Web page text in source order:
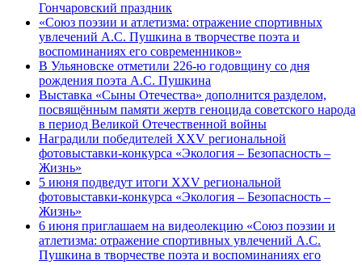
Гончаровский праздник
«Союз поэзии и атлетизма: отражение спортивных
увлечений А.С. Пушкина в творчестве поэта и
воспоминаниях его современников»
В Ульяновске отметили 226-ю годовщину со дня
рождения поэта А.С. Пушкина
Выставка «Сыны Отечества» дополнится разделом,
посвящённым памяти жертв геноцида советского народа
в период Великой Отечественной войны
Наградили победителей XXV региональной
фотовыставки-конкурса «Экология – Безопасность –
Жизнь»
5 июня подведут итоги XXV региональной
фотовыставки-конкурса «Экология – Безопасность –
Жизнь»
6 июня приглашаем на видеолекцию «Союз поэзии и
атлетизма: отражение спортивных увлечений А.С.
Пушкина в творчестве поэта и воспоминаниях его